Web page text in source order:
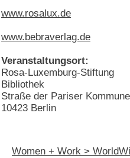
www.rosalux.de
www.bebraverlag.de
Veranstaltungsort:
Rosa-Luxemburg-Stiftung
Bibliothek
Straße der Pariser
10423 Berlin
Women + Work >